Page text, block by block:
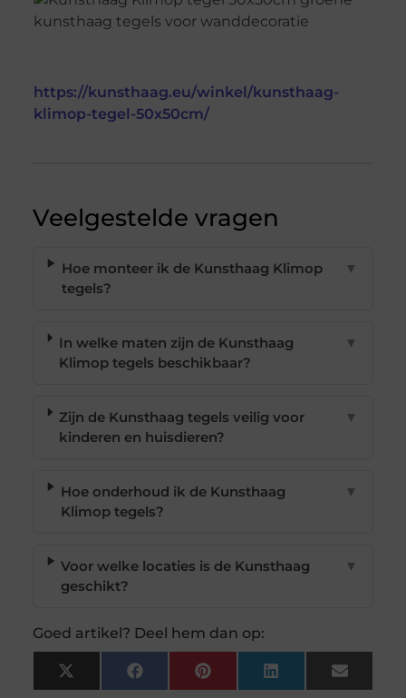
https://kunsthaag.eu/winkel/kunsthaag-
klimop-tegel-50x50cm/
Veelgestelde vragen
Hoe monteer ik de Kunsthaag Klimop
tegels?
▼
In welke maten zijn de Kunsthaag
Klimop tegels beschikbaar?
▼
Zijn de Kunsthaag tegels veilig voor
kinderen en huisdieren?
▼
Hoe onderhoud ik de Kunsthaag
Klimop tegels?
▼
Voor welke locaties is de Kunsthaag
geschikt?
▼
Goed artikel? Deel hem dan op:
X
(Twitter)
FacebookPinterest LinkedIn Email